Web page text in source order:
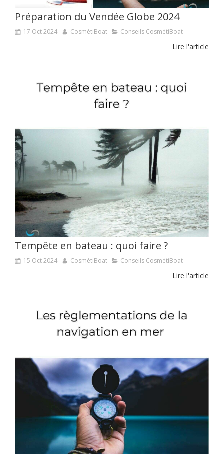
Préparation du Vendée Globe 2024
17 Oct 2024 CosmétiBoat Conseils CosmétiBoat
Lire l'article
Tempête en bateau : quoi faire ?
15 Oct 2024 CosmétiBoat Conseils CosmétiBoat
Lire l'article